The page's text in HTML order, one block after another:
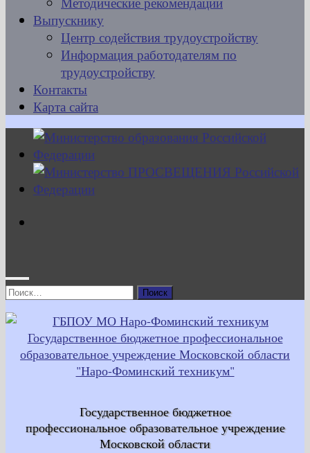
Выпускнику
Центр содействия трудоустройству
Информация работодателям по
трудоустройству
Контакты
Карта сайта
Найти:
Государственное бюджетное
профессиональное образовательное учреждение
Московской области